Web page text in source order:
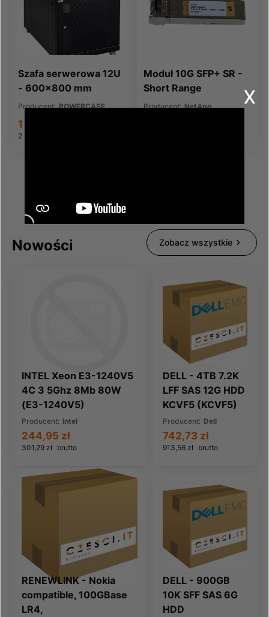
Szafa serwerowa 12U
- 600x800 mm
Producent: POWERCASE
2 187,63 zł
1 778,56 zł
Moduł 10G SFP+ SR -
Short Range
Producent: NetApp
Nowości Zobacz wszystkie
INTEL Xeon E3-1240V5
4C 3 5Ghz 8Mb 80W
(E3-1240V5)
Producent: Intel
301,29 zł brutto
244,95 zł
DELL - 4TB 7.2K
LFF SAS 12G HDD
KCVF5 (KCVF5)
Producent: Dell
913,56 zł brutto
742,73 zł
RENEWLINK - Nokia
compatible, 100GBase
LR4,
DELL - 900GB
10K SFF SAS 6G
HDD
x